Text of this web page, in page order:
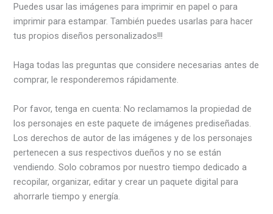
Puedes usar las imágenes para imprimir en papel o para
imprimir para estampar. También puedes usarlas para hacer
tus propios diseños personalizados!!!
Haga todas las preguntas que considere necesarias antes de
comprar, le responderemos rápidamente.
Por favor, tenga en cuenta: No reclamamos la propiedad de
los personajes en este paquete de imágenes prediseñadas.
Los derechos de autor de las imágenes y de los personajes
pertenecen a sus respectivos dueños y no se están
vendiendo. Solo cobramos por nuestro tiempo dedicado a
recopilar, organizar, editar y crear un paquete digital para
ahorrarle tiempo y energía.